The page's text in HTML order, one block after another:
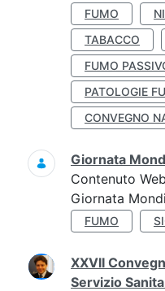
FUMO
TABACCO
FUMO
PATOLOGIE
CONVEGNO
Giornata
Contenuto Web
Giornata
FUMO
XXVII
Servizio